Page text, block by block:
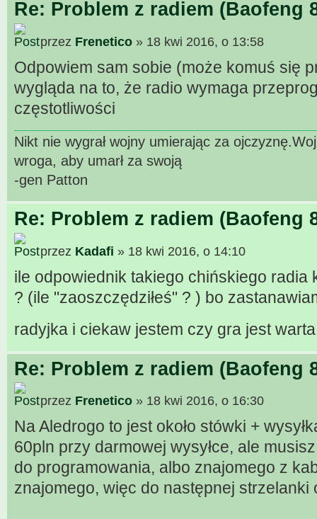
Re: Problem z radiem (Baofeng
przez Frenetico » 18 kwi 2016, o 13:58
Odpowiem sam sobie (może komuś się
wygląda na to, że radio wymaga
częstotliwości
Nikt nie wygrał wojny umierając za
wroga, aby umarł za swoją
-gen Patton
Re: Problem z radiem (Baofeng
przez Kadafi » 18 kwi 2016, o 14:10
ile odpowiednik takiego chińskiego radia
? (ile "zaoszczędziłeś" ? ) bo
radyjka i ciekaw jestem czy gra jest
Re: Problem z radiem (Baofeng
przez Frenetico » 18 kwi 2016, o 16:30
Na Aledrogo to jest około stówki +
60pln przy darmowej wysyłce, ale
do programowania, albo znajomego z
znajomego, więc do następnej strzelanki